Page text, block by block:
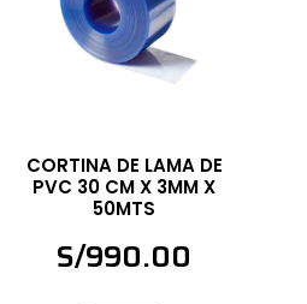
CORTINA DE LAMA DE
PVC 30 CM X 3MM X
50MTS
S/990.00